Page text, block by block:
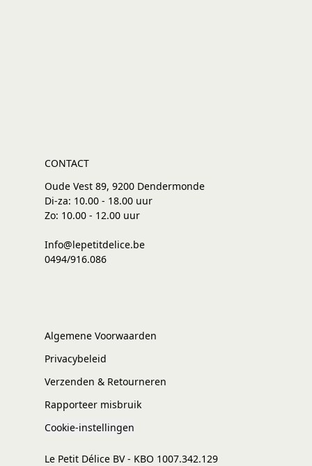
CONTACT
Oude Vest 89, 9200 Dendermonde
Di-za: 10.00 - 18.00 uur
Zo: 10.00 - 12.00 uur
Info@lepetitdelice.be
0494/916.086
Algemene Voorwaarden
Privacybeleid
Verzenden & Retourneren
Rapporteer misbruik
Cookie-instellingen
Le Petit Délice BV - KBO 1007.342.129